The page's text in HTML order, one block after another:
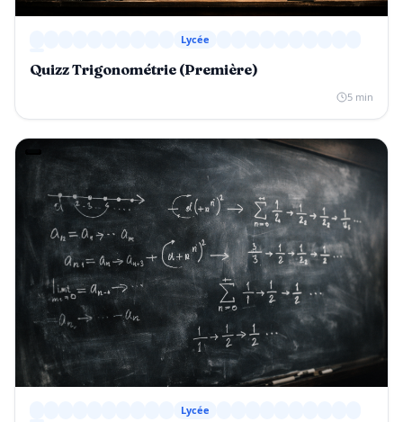
Lycée
Quizz Trigonométrie (Première)
5 min
Lycée